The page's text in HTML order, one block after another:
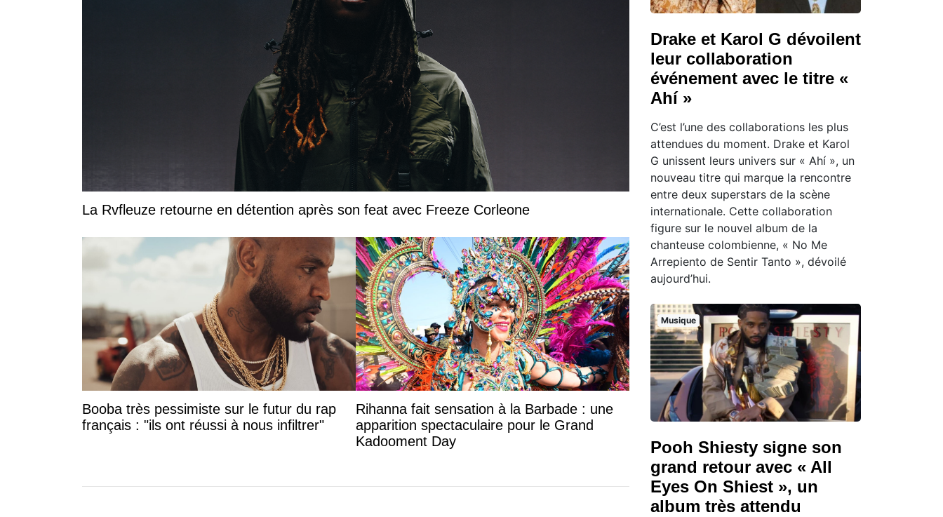
La Rvfleuze retourne en détention après son feat avec Freeze Corleone
Booba très pessimiste sur le futur du rap
français : "ils ont réussi à nous infiltrer"
Rihanna fait sensation à la Barbade : une
apparition spectaculaire pour le Grand
Kadooment Day
Drake et Karol G dévoilent
leur collaboration
événement avec le titre «
Ahí »
C’est l’une des collaborations les plus
attendues du moment. Drake et Karol
G unissent leurs univers sur « Ahí », un
nouveau titre qui marque la rencontre
entre deux superstars de la scène
internationale. Cette collaboration
figure sur le nouvel album de la
chanteuse colombienne, « No Me
Arrepiento de Sentir Tanto », dévoilé
aujourd’hui.
Musique
Pooh Shiesty signe son
grand retour avec « All
Eyes On Shiest », un
album très attendu